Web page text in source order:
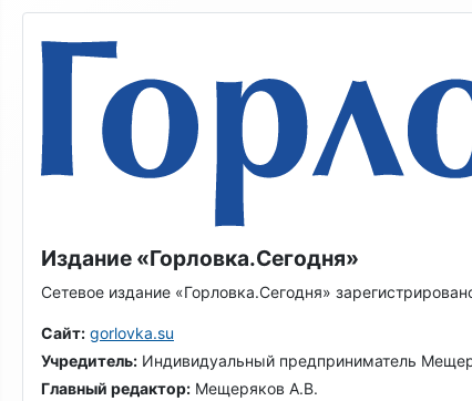
Издание «Горловка.Сегодня»
Сетевое издание «Горловка.Сегодня»
Сайт: gorlovka.su
Учредитель: Индивидуальный предприниматель
Главный редактор: Мещеряков А.В.